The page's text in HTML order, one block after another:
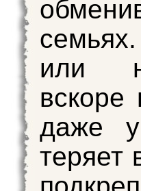
или
вскоре
даже
теряет